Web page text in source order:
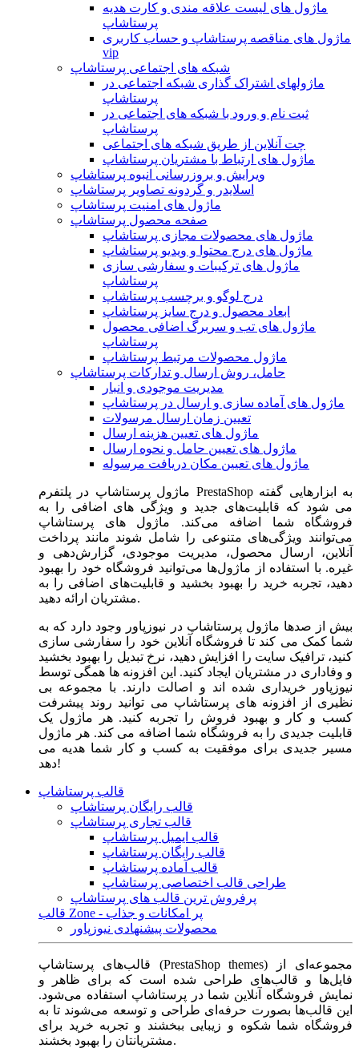
ماژول های لیست علاقه مندی و کارت هدیه
پرستاشاپ
ماژول های مناقصه پرستاشاپ و حساب کاربری
vip
شبکه های اجتماعی پرستاشاپ
ماژولهای اشتراک‌ گذاری شبکه اجتماعی در
پرستاشاپ
ثبت نام و ورود با شبکه های اجتماعی در
پرستاشاپ
چت آنلاین از طریق شبکه های اجتماعی
ماژول های ارتباط با مشتریان پرستاشاپ
ویرایش و بروزرسانی انبوه پرستاشاپ
اسلایدر و گردونه تصاویر پرستاشاپ
ماژول های امنیت پرستاشاپ
صفحه محصول پرستاشاپ
ماژول های محصولات مجازی پرستاشاپ
ماژول های درج محتوا و ویدیو پرستاشاپ
ماژول های ترکیبات و سفارشی سازی
پرستاشاپ
درج لوگو و برچسب پرستاشاپ
ابعاد محصول و درج سایز پرستاشاپ
ماژول های تب و سربرگ اضافی محصول
پرستاشاپ
ماژول محصولات مرتبط پرستاشاپ
حامل، روش ارسال و تدارکات پرستاشاپ
مدیریت موجودی و انبار
ماژول های آماده سازی و ارسال در پرستاشاپ
تعیین زمان ارسال مرسولات
ماژول های تعیین هزینه ارسال
ماژول های تعیین حامل و نحوه ارسال
ماژول های تعیین مکان دریافت مرسوله
ماژول‌ پرستاشاپ در پلتفرم PrestaShop به ابزارهایی گفته
می شود که قابلیت‌های جدید و ویژگی های اضافی را به
فروشگاه شما اضافه می‌کند. ماژول های پرستاشاپ
می‌توانند ویژگی‌های متنوعی را شامل شوند مانند پرداخت
آنلاین، ارسال محصول، مدیریت موجودی، گزارش‌دهی و
غیره. با استفاده از ماژول‌ها می‌توانید فروشگاه خود را بهبود
دهید، تجربه خرید را بهبود بخشید و قابلیت‌های اضافی را به
مشتریان ارائه دهید.
بیش از صدها ماژول پرستاشاپ در نیوزپاور وجود دارد که به
شما کمک می کند تا فروشگاه آنلاین خود را سفارشی سازی
کنید، ترافیک سایت را افزایش دهید، نرخ تبدیل را بهبود بخشید
و وفاداری در مشتریان ایجاد کنید. این افزونه ها همگی توسط
نیوزپاور خریداری شده اند و اصالت دارند. با مجموعه بی
نظیری از افزونه های پرستاشاپ می توانید روند پیشرفت
کسب و کار و بهبود فروش را تجربه کنید. هر ماژول یک
قابلیت جدیدی را به فروشگاه شما اضافه می کند. هر ماژول
مسیر جدیدی برای موفقیت به کسب و کار شما هدیه می
دهد!
قالب پرستاشاپ
قالب رایگان پرستاشاپ
قالب تجاری پرستاشاپ
قالب ایمیل پرستاشاپ
قالب رایگان پرستاشاپ
قالب آماده پرستاشاپ
طراحی قالب اختصاصی پرستاشاپ
پرفروش ترین قالب های پرستاشاپ
قالب Zone - پر امکانات و جذاب
محصولات پیشنهادی نیوزپاور
قالب‌های پرستاشاپ (PrestaShop themes) مجموعه‌ای از
فایل‌ها و قالب‌های طراحی شده است که برای ظاهر و
نمایش فروشگاه آنلاین شما در پرستاشاپ استفاده می‌شود.
این قالب‌ها بصورت حرفه‌ای طراحی و توسعه می‌شوند تا به
فروشگاه شما شکوه و زیبایی ببخشند و تجربه خرید برای
مشتریانتان را بهبود بخشند.